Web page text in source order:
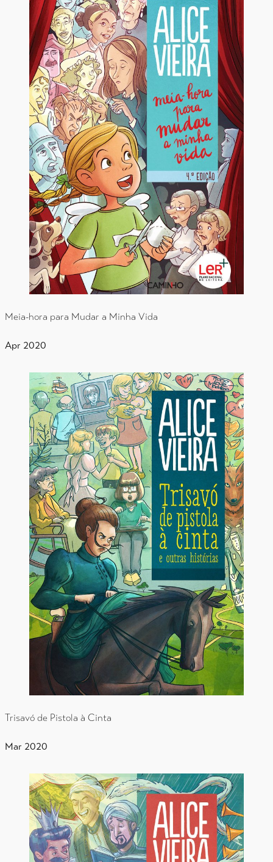
Meia-hora para Mudar a Minha Vida
Apr 2020
Trisavó de Pistola à Cinta
Mar 2020